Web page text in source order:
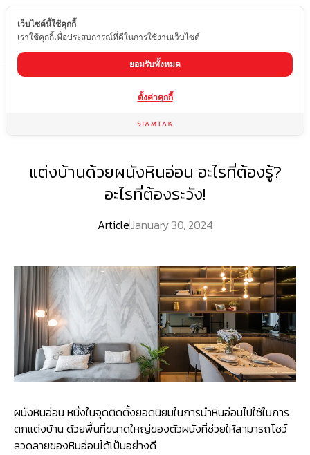
TH
แต่งบ้านด้วยผนังหินอ่อน อะไรที่ต้องรู้? อะไรที่ต้องระวัง!
แต่งบ้านด้วยผนังหินอ่อน อะไรที่ต้องรู้?
อะไรที่ต้องระวัง!
ArticleJanuary 30, 2024
ผนังหินอ่อน หนึ่งในจุดติดตั้งยอดนิยมในการนำหินอ่อนไปใช้ในการ
ตกแต่งบ้าน ด้วยพื้นที่ขนาดใหญ่ของตัวผนังที่ช่วยให้สามารถโชว์
ลวดลายของหินอ่อนได้เป็นอย่างดี
เว็บไซต์นี้ใช้คุกกี้
เราใช้คุกกี้เพื่อประสบการณ์ที่ดีในการใช้งานเว็บไซต์
ยอมรับทั้งหมด
ตั้งค่าคุกกี้